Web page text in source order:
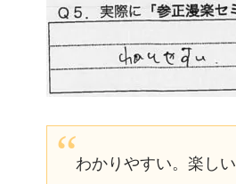
わかりやすい。楽しい